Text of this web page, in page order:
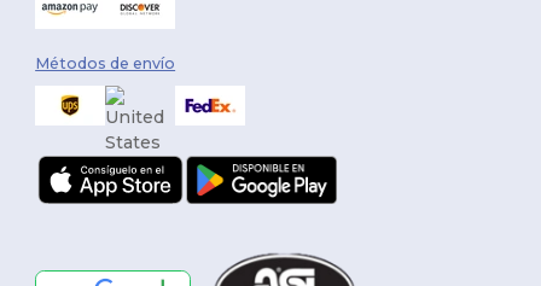
Métodos de envío